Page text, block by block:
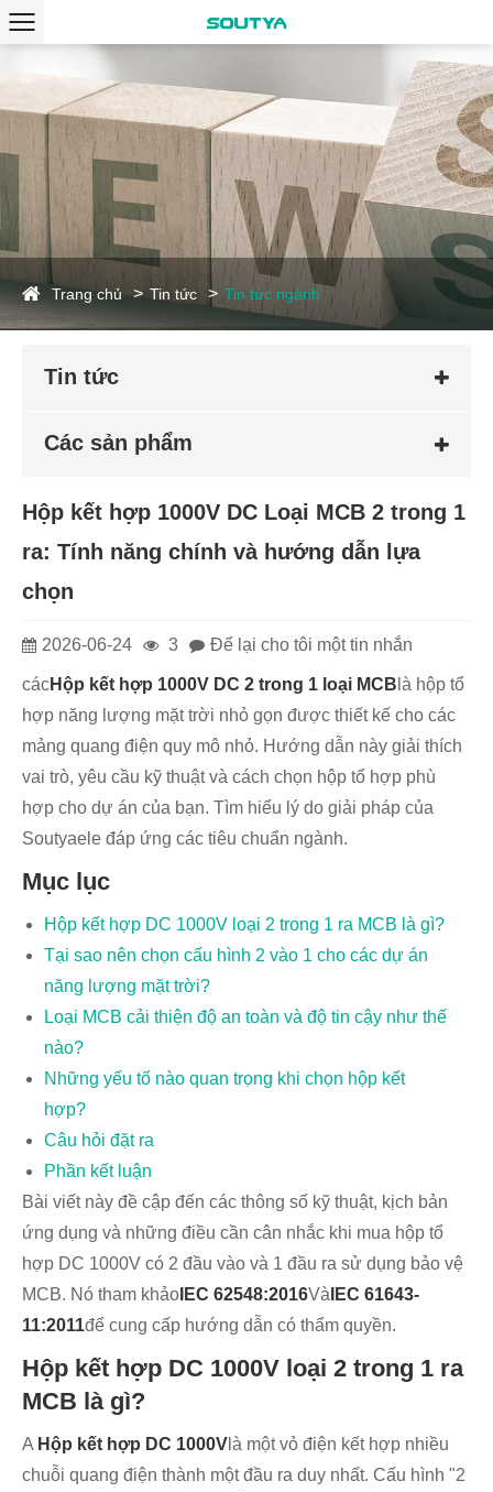
Trang chủ Tin tức Tin tức ngành
Tin tức
Các sản phẩm
Hộp kết hợp 1000V DC Loại MCB 2 trong 1
ra: Tính năng chính và hướng dẫn lựa
chọn
2026-06-24 3 Để lại cho tôi một tin nhắn
cácHộp kết hợp 1000V DC 2 trong 1 loại MCB là hộp tổ
hợp năng lượng mặt trời nhỏ gọn được thiết kế cho các
mảng quang điện quy mô nhỏ. Hướng dẫn này giải thích
vai trò, yêu cầu kỹ thuật và cách chọn hộp tổ hợp phù
hợp cho dự án của bạn. Tìm hiểu lý do giải pháp của
Soutyaele đáp ứng các tiêu chuẩn ngành.
Mục lục
Hộp kết hợp DC 1000V loại 2 trong 1 ra MCB là gì?
Tại sao nên chọn cấu hình 2 vào 1 cho các dự án
năng lượng mặt trời?
Loại MCB cải thiện độ an toàn và độ tin cậy như thế
nào?
Những yếu tố nào quan trọng khi chọn hộp kết
hợp?
Câu hỏi đặt ra
Phần kết luận
Bài viết này đề cập đến các thông số kỹ thuật, kịch bản
ứng dụng và những điều cần cân nhắc khi mua hộp tổ
hợp DC 1000V có 2 đầu vào và 1 đầu ra sử dụng bảo vệ
MCB. Nó tham khảo IEC 62548:2016Và IEC 61643-
11:2011để cung cấp hướng dẫn có thẩm quyền.
Hộp kết hợp DC 1000V loại 2 trong 1 ra
MCB là gì?
A Hộp kết hợp DC 1000V là một vỏ điện kết hợp nhiều
chuỗi quang điện thành một đầu ra duy nhất. Cấu hình "2